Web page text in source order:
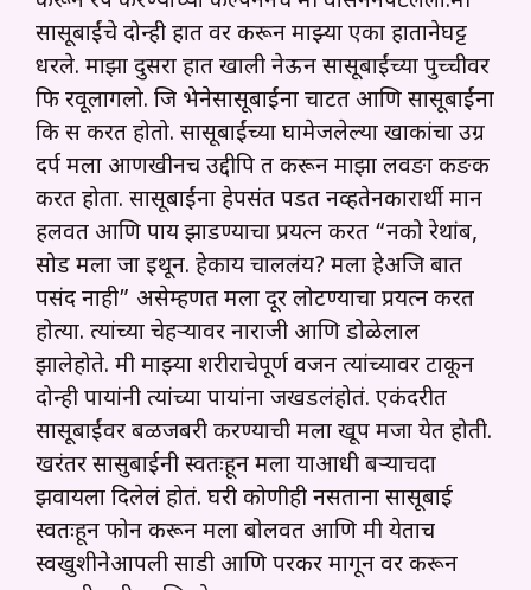
सासूबाईंचे दोन्ही हात वर करून माझ्या एका हातानेघट्ट
धरले. माझा दुसरा हात खाली नेऊन सासूबाईंच्या पुच्चीवर
फि रवूलागलो. जि भेनेसासूबाईंना चाटत आणि सासूबाईंना
कि स करत होतो. सासूबाईंच्या घामेजलेल्या खाकांचा उग्र
दर्प मला आणखीनच उद्दीपि त करून माझा लवङा कङक
करत होता. सासूबाईंना हेपसंत पडत नव्हतेनकारार्थी मान
हलवत आणि पाय झाडण्याचा प्रयत्न करत “नको रेथांब,
सोड मला जा इथून. हेकाय चाललंय? मला हेअजि बात
पसंद नाही” असेम्हणत मला दूर लोटण्याचा प्रयत्न करत
होत्या. त्यांच्या चेहऱ्यावर नाराजी आणि डोळेलाल
झालेहोते. मी माझ्या शरीराचेपूर्ण वजन त्यांच्यावर टाकून
दोन्ही पायांनी त्यांच्या पायांना जखडलंहोतं. एकंदरीत
सासूबाईंवर बळजबरी करण्याची मला खूप मजा येत होती.
खरंतर सासुबाईनी स्वतःहून मला याआधी बऱ्याचदा
झवायला दिलेलं होतं. घरी कोणीही नसताना सासूबाई
स्वतःहून फोन करून मला बोलवत आणि मी येताच
स्वखुशीनेआपली साडी आणि परकर मागून वर करून